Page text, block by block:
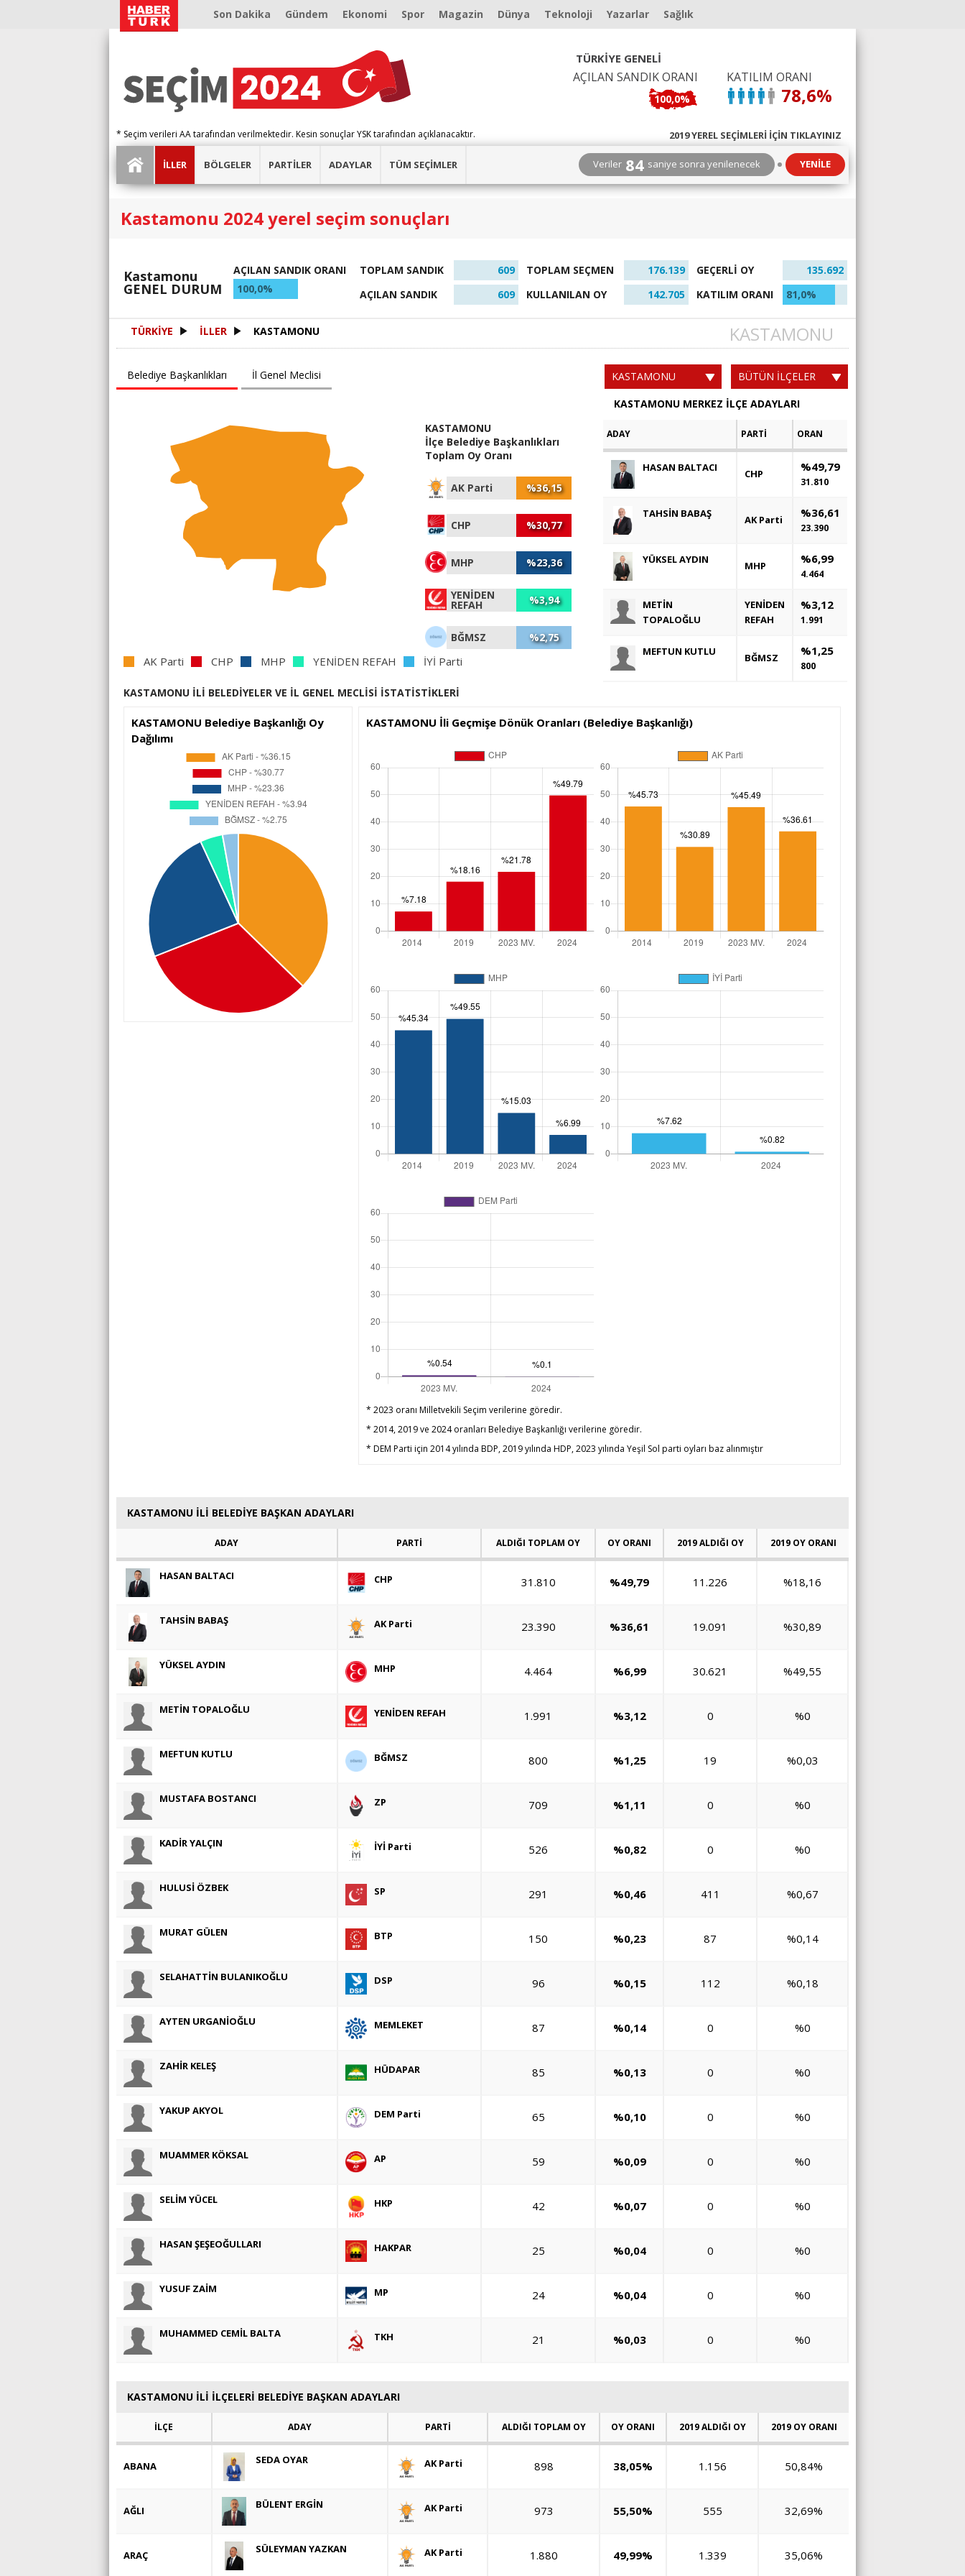
Son Dakika Gündem Ekonomi Spor Magazin Dünya Teknoloji Yazarlar Sağlık
* Seçim verileri AA tarafından verilmektedir. Kesin sonuçlar YSK tarafından açıklanacaktır.
TÜRKİYE GENELİ
AÇILAN SANDIK ORANI
100,0%
KATILIM ORANI
78,6%
2019 YEREL SEÇİMLERİ İÇİN TIKLAYINIZ
İLLER BÖLGELER PARTİLER ADAYLAR TÜM SEÇİMLER Veriler 83 saniye sonra yenilenecek YENİLE
Kastamonu 2024 yerel seçim sonuçları
Kastamonu
GENEL DURUM
AÇILAN SANDIK ORANI
100,0%
TOPLAM SANDIK
609
AÇILAN SANDIK
609
TOPLAM SEÇMEN
176.139
KULLANILAN OY
142.705
GEÇERLİ OY
135.692
KATILIM ORANI
81,0%
TÜRKİYE İLLER KASTAMONU KASTAMONU
Belediye Başkanlıkları İl Genel Meclisi BÜTÜN İLÇELER
KASTAMONU
KASTAMONU
İlçe Belediye Başkanlıkları
Toplam Oy Oranı
AK Parti %36,15
CHP %30,77
MHP %23,36
YENİDEN
REFAH %3,94
BĞMSZ %2,75
KASTAMONU MERKEZ İLÇE ADAYLARI
ADAY PARTİ ORAN
HASAN BALTACI CHP %49,79
31.810
TAHSİN BABAŞ AK Parti %36,61
23.390
YÜKSEL AYDIN MHP %6,99
4.464
METİN
TOPALOĞLU
YENİDEN
REFAH
%3,12
1.991
MEFTUN KUTLU BĞMSZ %1,25
800
AK Parti CHP MHP YENİDEN REFAH İYİ Parti
KASTAMONU İLİ BELEDİYELER VE İL GENEL MECLİSİ İSTATİSTİKLERİ
KASTAMONU Belediye Başkanlığı Oy
Dağılımı
KASTAMONU İli Geçmişe Dönük Oranları (Belediye Başkanlığı)
* 2023 oranı Milletvekili Seçim verilerine göredir.
* 2014, 2019 ve 2024 oranları Belediye Başkanlığı verilerine göredir.
* DEM Parti için 2014 yılında BDP, 2019 yılında HDP, 2023 yılında Yeşil Sol parti oyları baz alınmıştır
KASTAMONU İLİ BELEDİYE BAŞKAN ADAYLARI
ADAY PARTİ ALDIĞI TOPLAM OY OY ORANI 2019 ALDIĞI OY 2019 OY ORANI
HASAN BALTACI CHP 31.810 %49,79 11.226 %18,16
TAHSİN BABAŞ AK Parti 23.390 %36,61 19.091 %30,89
YÜKSEL AYDIN MHP 4.464 %6,99 30.621 %49,55
METİN TOPALOĞLU YENİDEN REFAH 1.991 %3,12 0 %0
MEFTUN KUTLU BĞMSZ 800 %1,25 19 %0,03
MUSTAFA BOSTANCI ZP 709 %1,11 0 %0
KADİR YALÇIN İYİ Parti 526 %0,82 0 %0
HULUSİ ÖZBEK SP 291 %0,46 411 %0,67
MURAT GÜLEN BTP 150 %0,23 87 %0,14
SELAHATTİN BULANIKOĞLU DSP 96 %0,15 112 %0,18
AYTEN URGANİOĞLU MEMLEKET 87 %0,14 0 %0
ZAHİR KELEŞ HÜDAPAR 85 %0,13 0 %0
YAKUP AKYOL DEM Parti 65 %0,10 0 %0
MUAMMER KÖKSAL AP 59 %0,09 0 %0
SELİM YÜCEL HKP 42 %0,07 0 %0
HASAN ŞEŞEOĞULLARI HAKPAR 25 %0,04 0 %0
YUSUF ZAİM MP 24 %0,04 0 %0
MUHAMMED CEMİL BALTA TKH 21 %0,03 0 %0
KASTAMONU İLİ İLÇELERİ BELEDİYE BAŞKAN ADAYLARI
İLÇE ADAY PARTİ ALDIĞI TOPLAM OY OY ORANI 2019 ALDIĞI OY 2019 OY ORANI
ABANA SEDA OYAR AK Parti 898 38,05% 1.156 50,84%
AĞLI BÜLENT ERGİN AK Parti 973 55,50% 555 32,69%
ARAÇ SÜLEYMAN YAZKAN AK Parti 1.880 49,99% 1.339 35,06%